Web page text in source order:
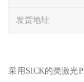
发货地址
采用SICK的类激光